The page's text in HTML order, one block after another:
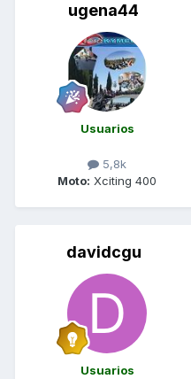
ugena44
Usuarios
5,8k
Moto: Xciting 400
davidcgu
Usuarios